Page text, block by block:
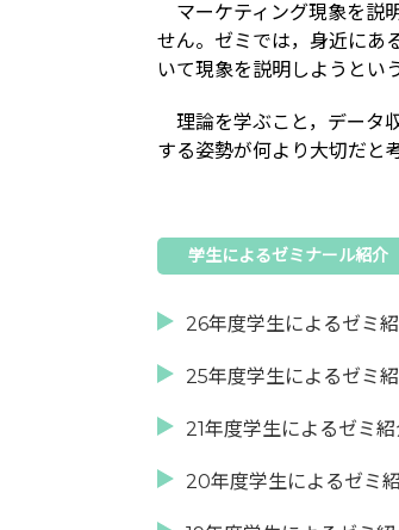
マーケティング現象を説
せん。ゼミでは，身近にあ
いて現象を説明しようとい
理論を学ぶこと，データ
する姿勢が何より大切だと
学生によるゼミナール紹介
26年度学生によるゼミ
25年度学生によるゼミ
21年度学生によるゼミ
20年度学生によるゼミ